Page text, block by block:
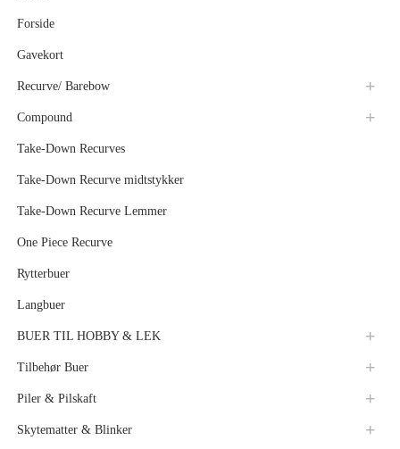
Forside
Gavekort
Recurve/ Barebow
Compound
Take-Down Recurves
Take-Down Recurve midtstykker
Take-Down Recurve Lemmer
One Piece Recurve
Rytterbuer
Langbuer
BUER TIL HOBBY & LEK
Tilbehør Buer
Piler & Pilskaft
Skytematter & Blinker